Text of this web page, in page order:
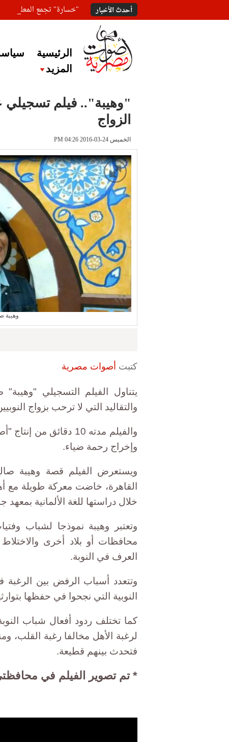
أحدث الأخبار "خسارة" تجمع المعلقين
الرئيسية
المزيد
"وهيبة".. فيلم تسجيلي
الزواج
الخميس 24-03-2016 PM 04:26
وهيبة
كتبت أصوات مصرية
يتناول الفيلم التسجيلي
والتقاليد التي لا ترحب بزواج
والفيلم مدته 10
وإخراج رحمة ضياء.
ويستعرض الفيلم قصة وهيبة
القاهرة، خاضت معركة طويلة مع
خلال دراستها للغة الألمانية بمعهد
وتعتبر وهيبة نموذجا لشباب
محافظات أو بلاد أخرى
العرف في النوبة.
وتتعدد أسباب الرفض بين
النوبية التي نجحوا في حفظها
كما تختلف ردود أفعال شباب
لرغبة الأهل مخالفا رغبة
فتحدث بينهم قطيعة.
* تم تصوير الفيلم في